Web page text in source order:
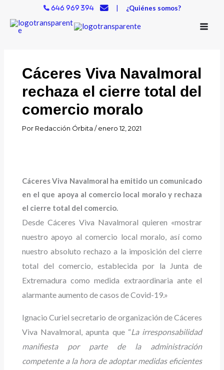
contenido
646 969 394 | ¿Quiénes somos?
Cáceres Viva Navalmoral
rechaza el cierre total del
comercio moralo
Por Redacción Órbita/enero 12, 2021
Cáceres Viva Navalmoral ha emitido un comunicado
en el que apoya al comercio local moralo y rechaza
el cierre total del comercio.
Desde Cáceres Viva Navalmoral quieren «mostrar
nuestro apoyo al comercio local moralo, así como
nuestro absoluto rechazo a la imposición del cierre
total del comercio, establecida por la Junta de
Extremadura como medida extraordinaria ante el
alarmante aumento de casos de Covid-19.»
Ignacio Curiel secretario de organización de Cáceres
Viva Navalmoral, apunta que “La irresponsabilidad
manifiesta por parte de la administración
competente a la hora de adoptar medidas eficientes